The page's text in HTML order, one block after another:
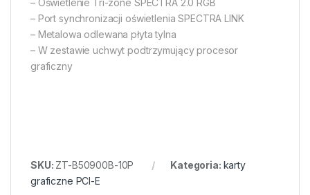
– Oświetlenie Tri-zone SPECTRA 2.0 RGB
– Port synchronizacji oświetlenia SPECTRA LINK
– Metalowa odlewana płyta tylna
– W zestawie uchwyt podtrzymujący procesor
graficzny
SKU: ZT-B50900B-10P Kategoria: karty
graficzne PCI-E